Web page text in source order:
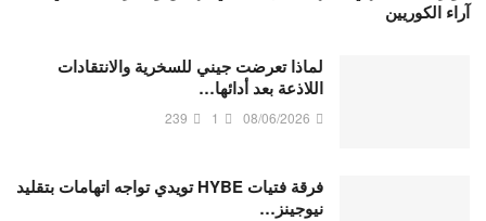
آراء الكوريين
لماذا تعرضت جيني للسخرية والانتقادات
اللاذعة بعد أدائها…
08/06/2026
1
239
فرقة فتيات HYBE تويدي تواجه اتهامات بتقليد
نيوجينز…